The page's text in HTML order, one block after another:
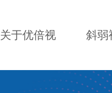
关于优倍视 斜弱